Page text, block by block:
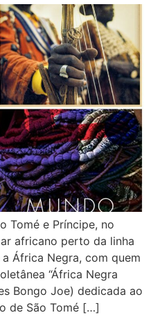
Tomé e Príncipe, no
africano perto da linha
África Negra, com quem
“África Negra
Bongo Joe) dedicada ao
de São Tomé […]